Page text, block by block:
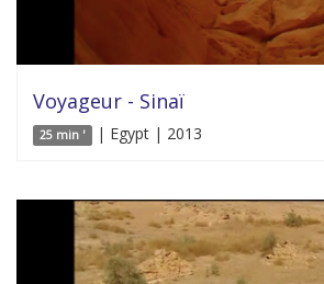
Voyageur - Sinaï
25 min ' | Egypt | 2013